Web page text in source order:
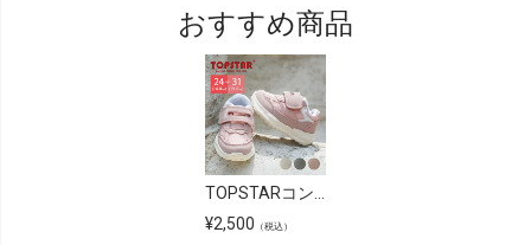
おすすめ商品
¥2,500 （税込）